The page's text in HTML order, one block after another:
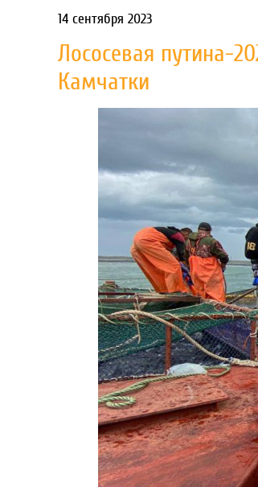
14 сентября 2023
Лососевая путина-
Камчатки